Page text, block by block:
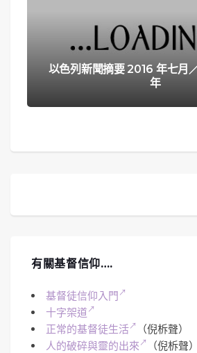
以色列新聞摘要 2016 年七月
年
有關基督信仰….
基督徒信仰入門
十字架道
正常的基督徒生活
（倪柝聲）
人的破碎與靈的出來
（倪柝聲）